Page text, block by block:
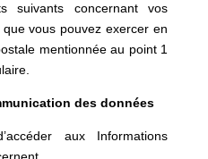
suivants concernant vos
vous pouvez exercer en
mentionnée au point 1
.
des données
aux Informations